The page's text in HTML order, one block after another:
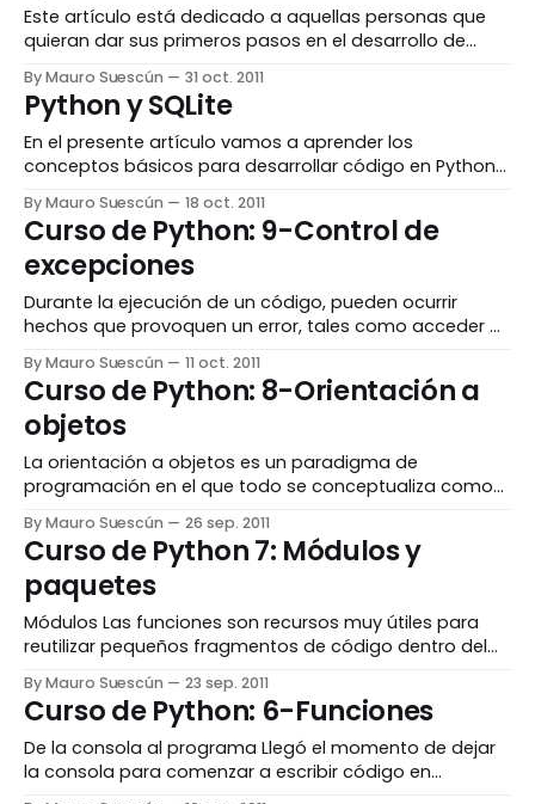
Este artículo está dedicado a aquellas personas que
quieran dar sus primeros pasos en el desarrollo de
aplicaciones web, y para aquellos que desarrollan
aplicaciones sencillas, sin demasiadas complicaciones.
Antes de redactar este artículo he estado probando y
evaluando diversos frameworks para crear sitios web,
tales como Bobo, Web2Py, CherryPy,
By Mauro Suescún 31 oct. 2011
Python y SQLite
En el presente artículo vamos a aprender los
conceptos básicos para desarrollar código en Python
utilizando la base de datos SQLite. Se presupone que el
lector conoce los conceptos básicos de Python y de
SQL, y que ya tiene instalado en su máquina tanto el
intérprete de Python como SQLite.
By Mauro Suescún 18 oct. 2011
Curso de Python: 9-Control de
excepciones
Durante la ejecución de un código, pueden ocurrir
hechos que provoquen un error, tales como acceder a
unfichero que no existe, escribir en un fichero protegido
contra escritura, dividir un número entre cero, etc.
Python permite ejercer un control sobre estos errores
declarando excepciones, y evitar que la ejecución se
By Mauro Suescún 11 oct. 2011
Curso de Python: 8-Orientación a
objetos
La orientación a objetos es un paradigma de
programación en el que todo se conceptualiza como
objeto, tal y como se realiza en el mundo real. De esta
manera, tratar objetos es más natural y sencillo de
entender que con código puro. En este curso no se
trata de enseñar
By Mauro Suescún 26 sep. 2011
Curso de Python 7: Módulos y
paquetes
Módulos Las funciones son recursos muy útiles para
reutilizar pequeños fragmentos de código dentro del
ámbito delscript que estamos usando. Sin embargo,
los proyectos suelen ser grandes, y pueden requerir de
muchos scripts, en cada uno de los cuales se
contempla una determinada funcionalidad del
programa en general. Algunas veces,
By Mauro Suescún 23 sep. 2011
Curso de Python: 6-Funciones
De la consola al programa Llegó el momento de dejar
la consola para comenzar a escribir código en
archivos, lo que nos permitirá crearestructuras más